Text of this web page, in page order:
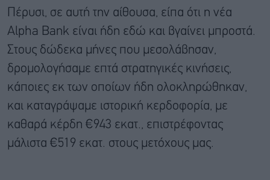
Πέρυσι, σε αυτή την αίθουσα, είπα ότι η νέα
Alpha Bank είναι ήδη εδώ και βγαίνει μπροστά.
Στους δώδεκα μήνες που μεσολάβησαν,
δρομολογήσαμε επτά στρατηγικές κινήσεις,
κάποιες εκ των οποίων ήδη ολοκληρώθηκαν,
και καταγράψαμε ιστορική κερδοφορία, με
καθαρά κέρδη €943 εκατ., επιστρέφοντας
μάλιστα €519 εκατ. στους μετόχους μας.